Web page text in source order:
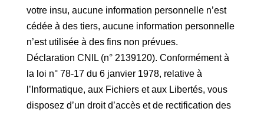
votre insu, aucune information personnelle n’est
cédée à des tiers, aucune information personnelle
n’est utilisée à des fins non prévues.
Déclaration CNIL (n° 2139120). Conformément à
la loi n° 78-17 du 6 janvier 1978, relative à
l’Informatique, aux Fichiers et aux Libertés, vous
disposez d’un droit d’accès et de rectification des